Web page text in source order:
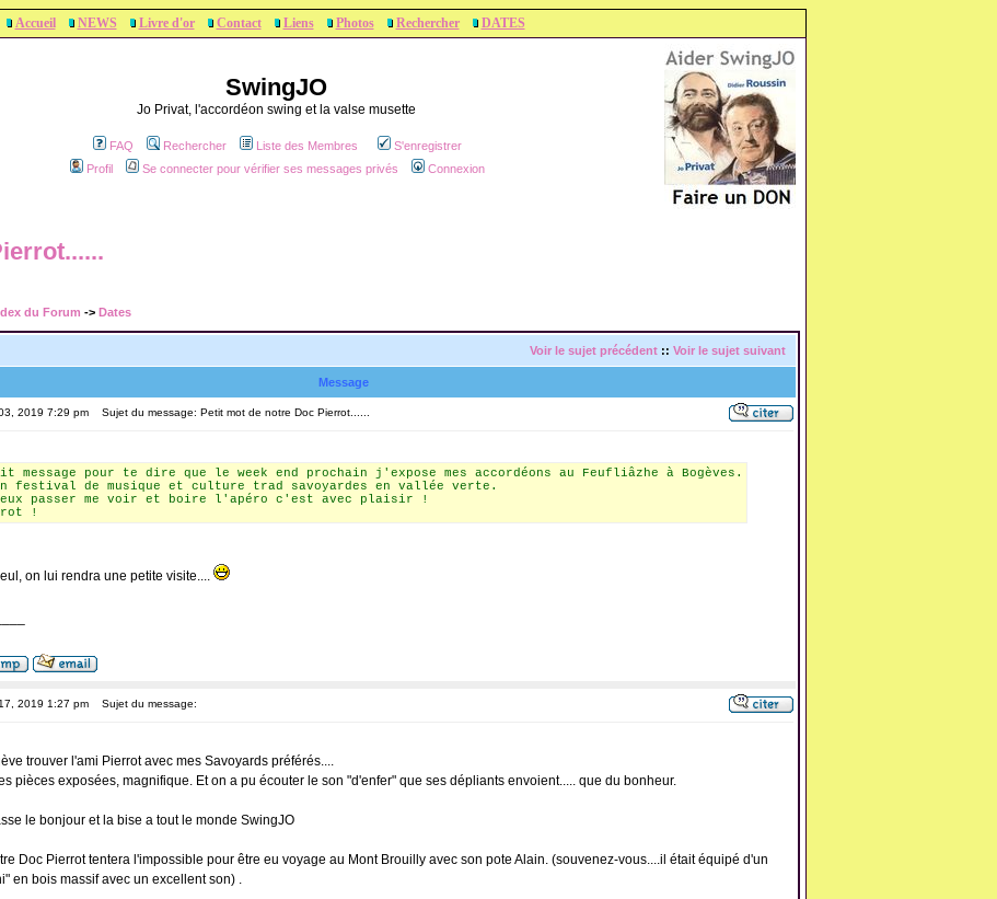
Accueil NEWS Livre d'or Contact Liens Photos Rechercher DATES
SwingJO
Jo Privat, l'accordéon swing et la valse musette
FAQ Rechercher Liste des Membres
S'enregistrer
Profil
Se connecter pour vérifier ses messages privés Connexion
du Forum -> Dates
Voir le sujet précédent :: Voir le sujet suivant
Message
2019 7:29 pm Sujet du message: Petit mot de notre Doc Pierrot......
message pour te dire que le week end prochain j'expose mes accordéons au Feufliâzhe à Bogèves.
festival de musique et culture trad savoyardes en vallée verte.
passer me voir et boire l'apéro c'est avec plaisir !
!
on lui rendra une petite visite....
2019 1:27 pm Sujet du message:
trouver l'ami Pierrot avec mes Savoyards préférés....
pièces exposées, magnifique. Et on a pu écouter le son "d'enfer" que ses dépliants envoient..... que du bonheur.
le bonjour et la bise a tout le monde SwingJO
Doc Pierrot tentera l'impossible pour être eu voyage au Mont Brouilly avec son pote Alain. (souvenez-vous....il était équipé d'un
en bois massif avec un excellent son) .